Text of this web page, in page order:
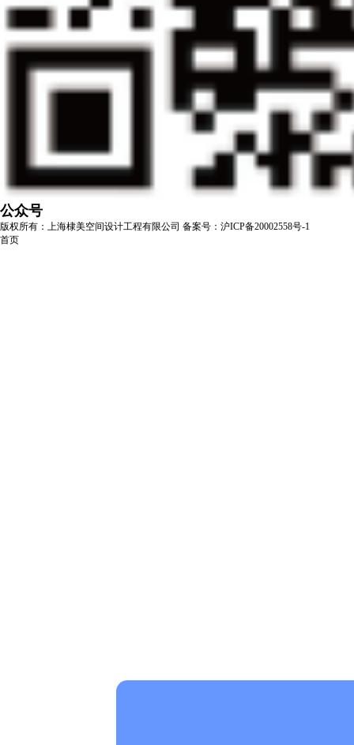
公众号
版权所有：上海棣美空间设计工程有限公司 备案号：沪ICP备20002558号-1
首页